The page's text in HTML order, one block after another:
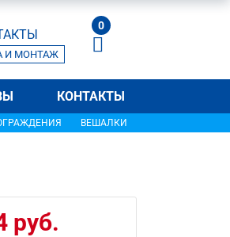
И МОНТАЖ
0
КОНТАКТЫ
ВЕШАЛКИ
руб.